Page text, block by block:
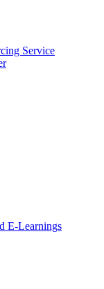
Service
E-Learnings